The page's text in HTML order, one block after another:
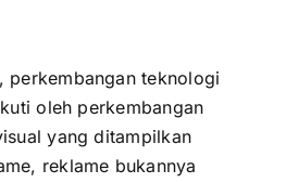
perkembangan teknologi
oleh perkembangan
yang ditampilkan
reklame bukannya